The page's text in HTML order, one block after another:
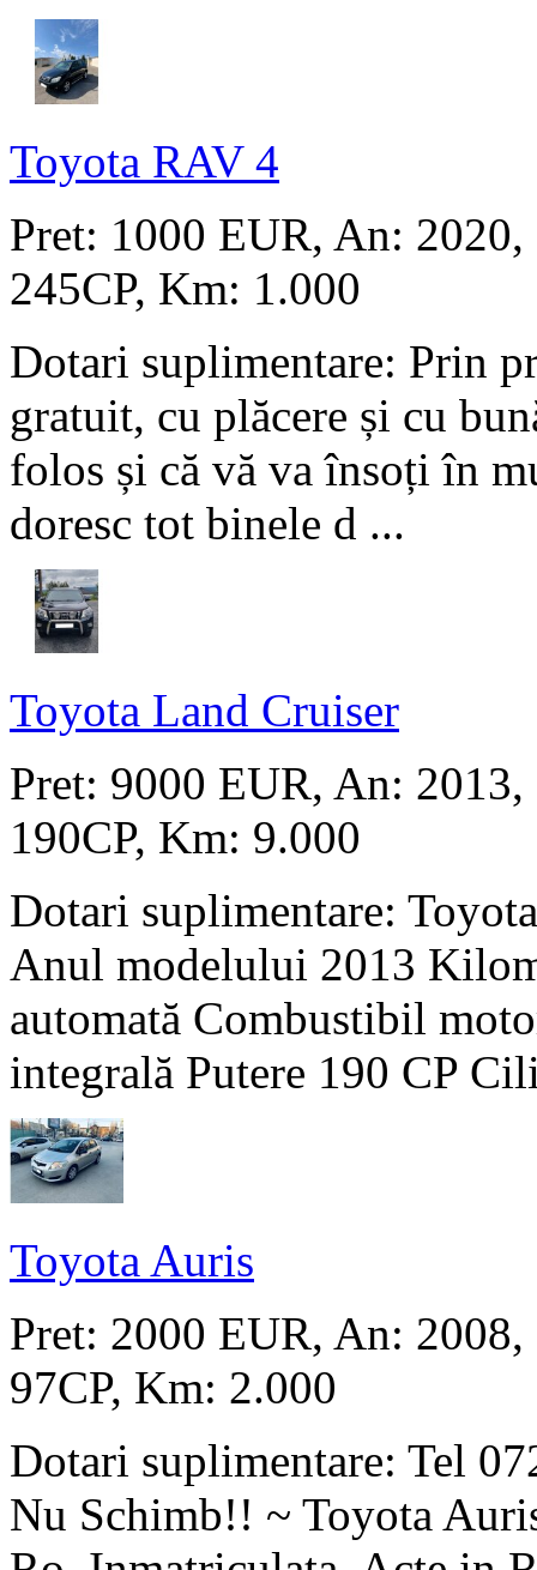
Toyota RAV 4
Pret: 1000 EUR, An: 2020,
245CP, Km: 1.000
Dotari suplimentare: Prin
gratuit, cu plăcere și cu
folos și că vă va însoți în
doresc tot binele d ...
Toyota Land Cruiser
Pret: 9000 EUR, An: 2013,
190CP, Km: 9.000
Dotari suplimentare:
Anul modelului 2013
automată Combustibil
integrală Putere 190 CP
Toyota Auris
Pret: 2000 EUR, An: 2008,
97CP, Km: 2.000
Dotari suplimentare: Tel
Nu Schimb!! ~ Toyota